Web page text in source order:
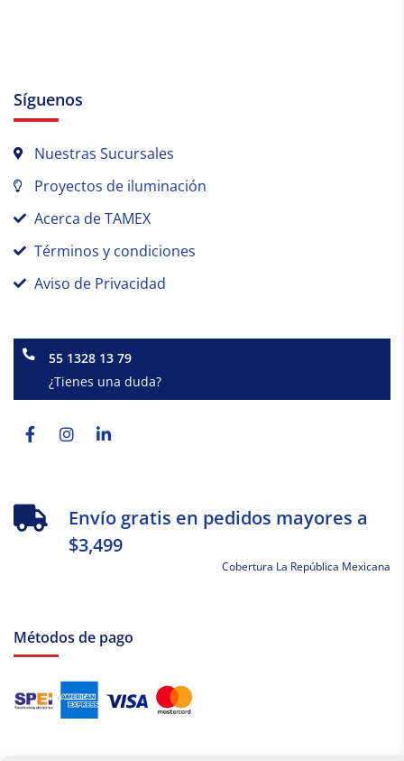
Síguenos
Nuestras Sucursales
Proyectos de iluminación
Acerca de TAMEX
Términos y condiciones
Aviso de Privacidad
55 1328 13 79
¿Tienes una duda?
Facebook-
f
Instagram
Linkedin-
Envío gratis en pedidos mayores a
$3,499
Cobertura La República Mexicana
Métodos de pago